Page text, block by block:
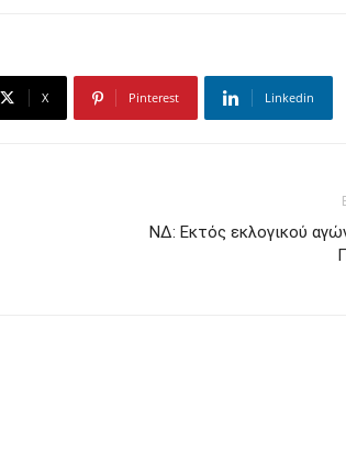
X Pinterest Linkedin
ΝΔ: Εκτός εκλογικού